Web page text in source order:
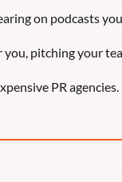
on podcasts
pitching your
PR agencies.